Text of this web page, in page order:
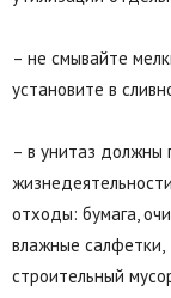
– не смывайте
установите в
– в унитаз должны
отходы: бумага,
влажные салфетки,
строительный